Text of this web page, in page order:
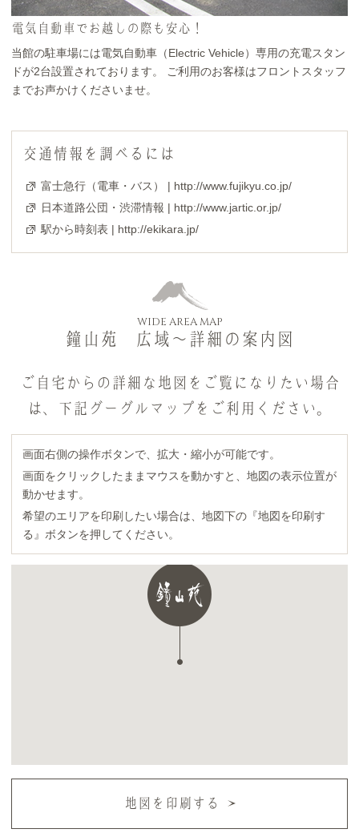
電気自動車でお越しの際も安心！
当館の駐車場には電気自動車（Electric Vehicle）専用の充電スタン
ドが2台設置されております。 ご利用のお客様はフロントスタッフ
までお声かけくださいませ。
交通情報を調べるには
富士急行（電車・バス） | http://www.fujikyu.co.jp/
日本道路公団・渋滞情報 | http://www.jartic.or.jp/
駅から時刻表 | http://ekikara.jp/
WIDE AREA MAP
鐘山苑 広域～詳細の案内図
ご自宅からの詳細な地図をご覧になりたい場合
は、下記グーグルマップをご利用ください。
画面右側の操作ボタンで、拡大・縮小が可能です。
画面をクリックしたままマウスを動かすと、地図の表示位置が
動かせます。
希望のエリアを印刷したい場合は、地図下の『地図を印刷す
る』ボタンを押してください。
地図を印刷する